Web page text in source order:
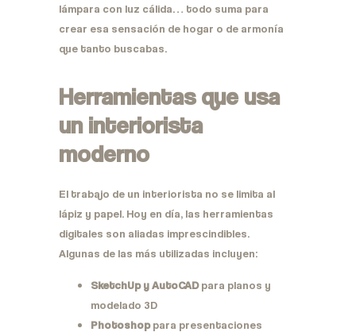
lámpara con luz cálida… todo suma para
crear esa sensación de hogar o de armonía
que tanto buscabas.
Herramientas que usa
un interiorista
moderno
El trabajo de un interiorista no se limita al
lápiz y papel. Hoy en día, las herramientas
digitales son aliadas imprescindibles.
Algunas de las más utilizadas incluyen:
SketchUp y AutoCADpara planos y
modelado 3D
Photoshoppara presentaciones